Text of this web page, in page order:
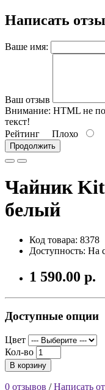
Написать
Ваше имя:
Ваш отзыв
Внимание: HTML не
текст!
Рейтинг Плохо
Продолжить
Чайник
белый
Код товара: 8378
Доступность: На
1 590.00 р.
Доступные опции
Цвет
Кол-во
В корзину
0 отзывов /Написать